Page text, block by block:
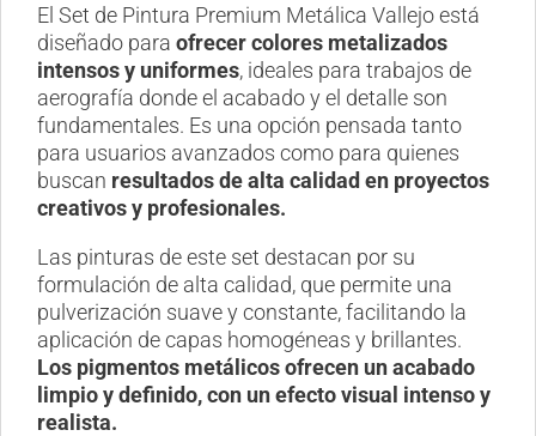
El Set de Pintura Premium Metálica Vallejo está
diseñado para ofrecer colores metalizados
intensos y uniformes, ideales para trabajos de
aerografía donde el acabado y el detalle son
fundamentales. Es una opción pensada tanto
para usuarios avanzados como para quienes
buscan resultados de alta calidad en proyectos
creativos y profesionales.
Las pinturas de este set destacan por su
formulación de alta calidad, que permite una
pulverización suave y constante, facilitando la
aplicación de capas homogéneas y brillantes.
Los pigmentos metálicos ofrecen un acabado
limpio y definido, con un efecto visual intenso y
realista.